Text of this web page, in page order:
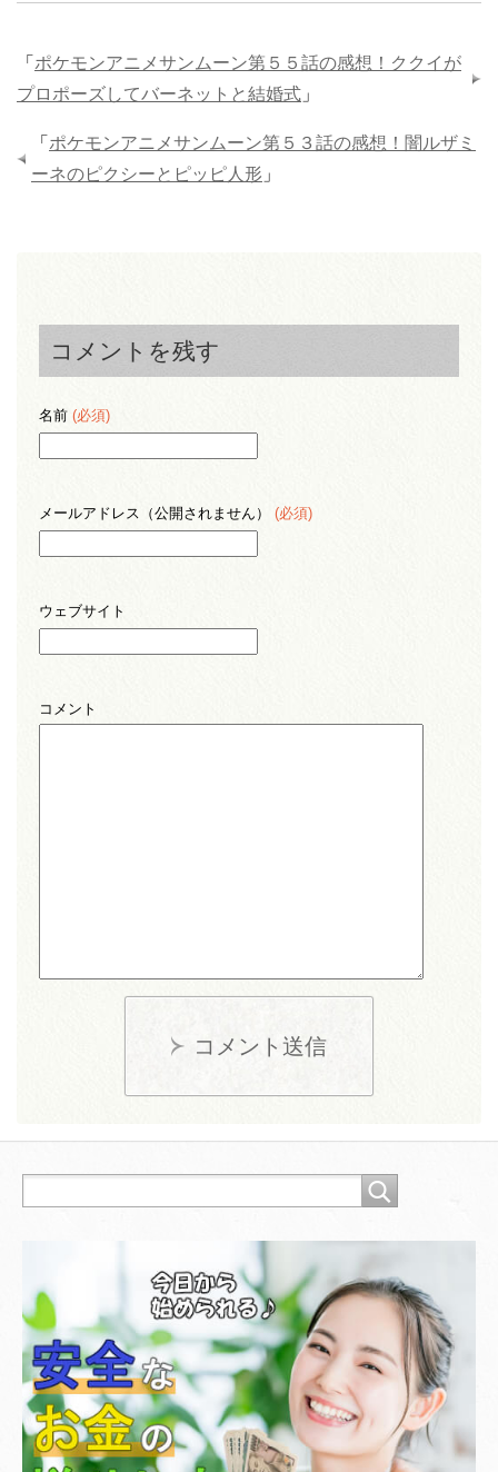
「 ポケモンアニメサンムーン第５５話の感想！ククイが
プロポーズしてバーネットと結婚式 」
「 ポケモンアニメサンムーン第５３話の感想！闇ルザミ
ーネのピクシーとピッピ人形 」
コメントを残す
名前 (必須)
メールアドレス（公開されません） (必須)
ウェブサイト
コメント
コメント送信